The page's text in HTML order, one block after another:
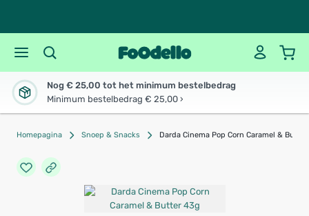
Nog € 25,00 tot het minimum bestelbedrag
Minimum bestelbedrag € 25,00 ›
Homepagina Snoep & Snacks Darda Cinema Pop Corn Caramel &